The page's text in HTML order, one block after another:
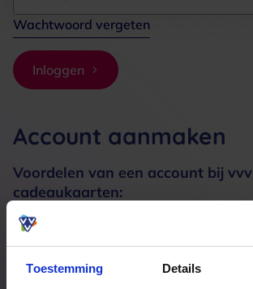
Toestemming Details
Wachtwoord vergeten
Inloggen
Account aanmaken
Voordelen van een account bij vvv
cadeaukaarten:
Meerdere adressen registreren
Een bestelling volgen